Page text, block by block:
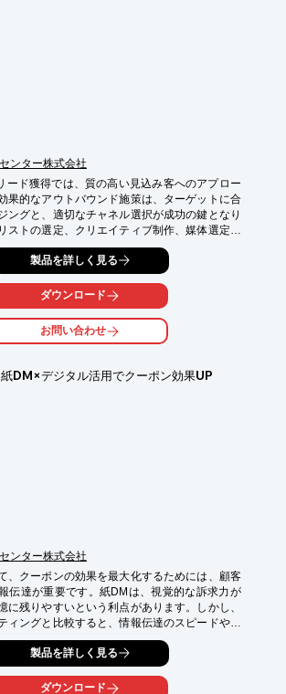
ンター株式会社
ード獲得では、質の高い見込み客へのアプロー
果的なアウトバウンド施策は、ターゲットに合
ングと、適切なチャネル選択が成功の鍵となり
ストの選定、クリエイティブ制作、媒体選定、
くの工程があり、リソース不足や専門知識の欠
とがあります。当社「リスト」×「制作」×「ア
合支援は、これらの課題を解決し、IT企業のリ
サポートします。
ップセル、クロスセル
製品を詳しく見る
ダウンロード
お問い合わせ
紙DM×デジタル活用でクーポン効果UP
ンター株式会社
、クーポンの効果を最大化するためには、顧客
伝達が重要です。紙DMは、視覚的な訴求力が
に残りやすいという利点があります。しかし、
ィングと比較すると、情報伝達のスピードや効
りました。本資料では、紙DMとデジタル施策
とで、これらの課題を解決し、クーポンの利用
向上、売上アップを目指します。
製品を詳しく見る
ダウンロード